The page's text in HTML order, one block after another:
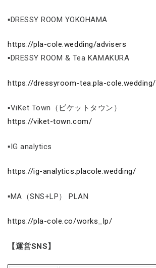
▪DRESSY ROOM YOKOHAMA
https://pla-cole.wedding/advisers
▪DRESSY ROOM & Tea KAMAKURA
https://dressyroom-tea.pla-cole.wedding/
▪ViKet Town（ビケットタウン）
https://viket-town.com/
▪IG analytics
https://ig-analytics.placole.wedding/
▪MA（SNS+LP） PLAN
https://pla-cole.co/works_lp/
【運営SNS】